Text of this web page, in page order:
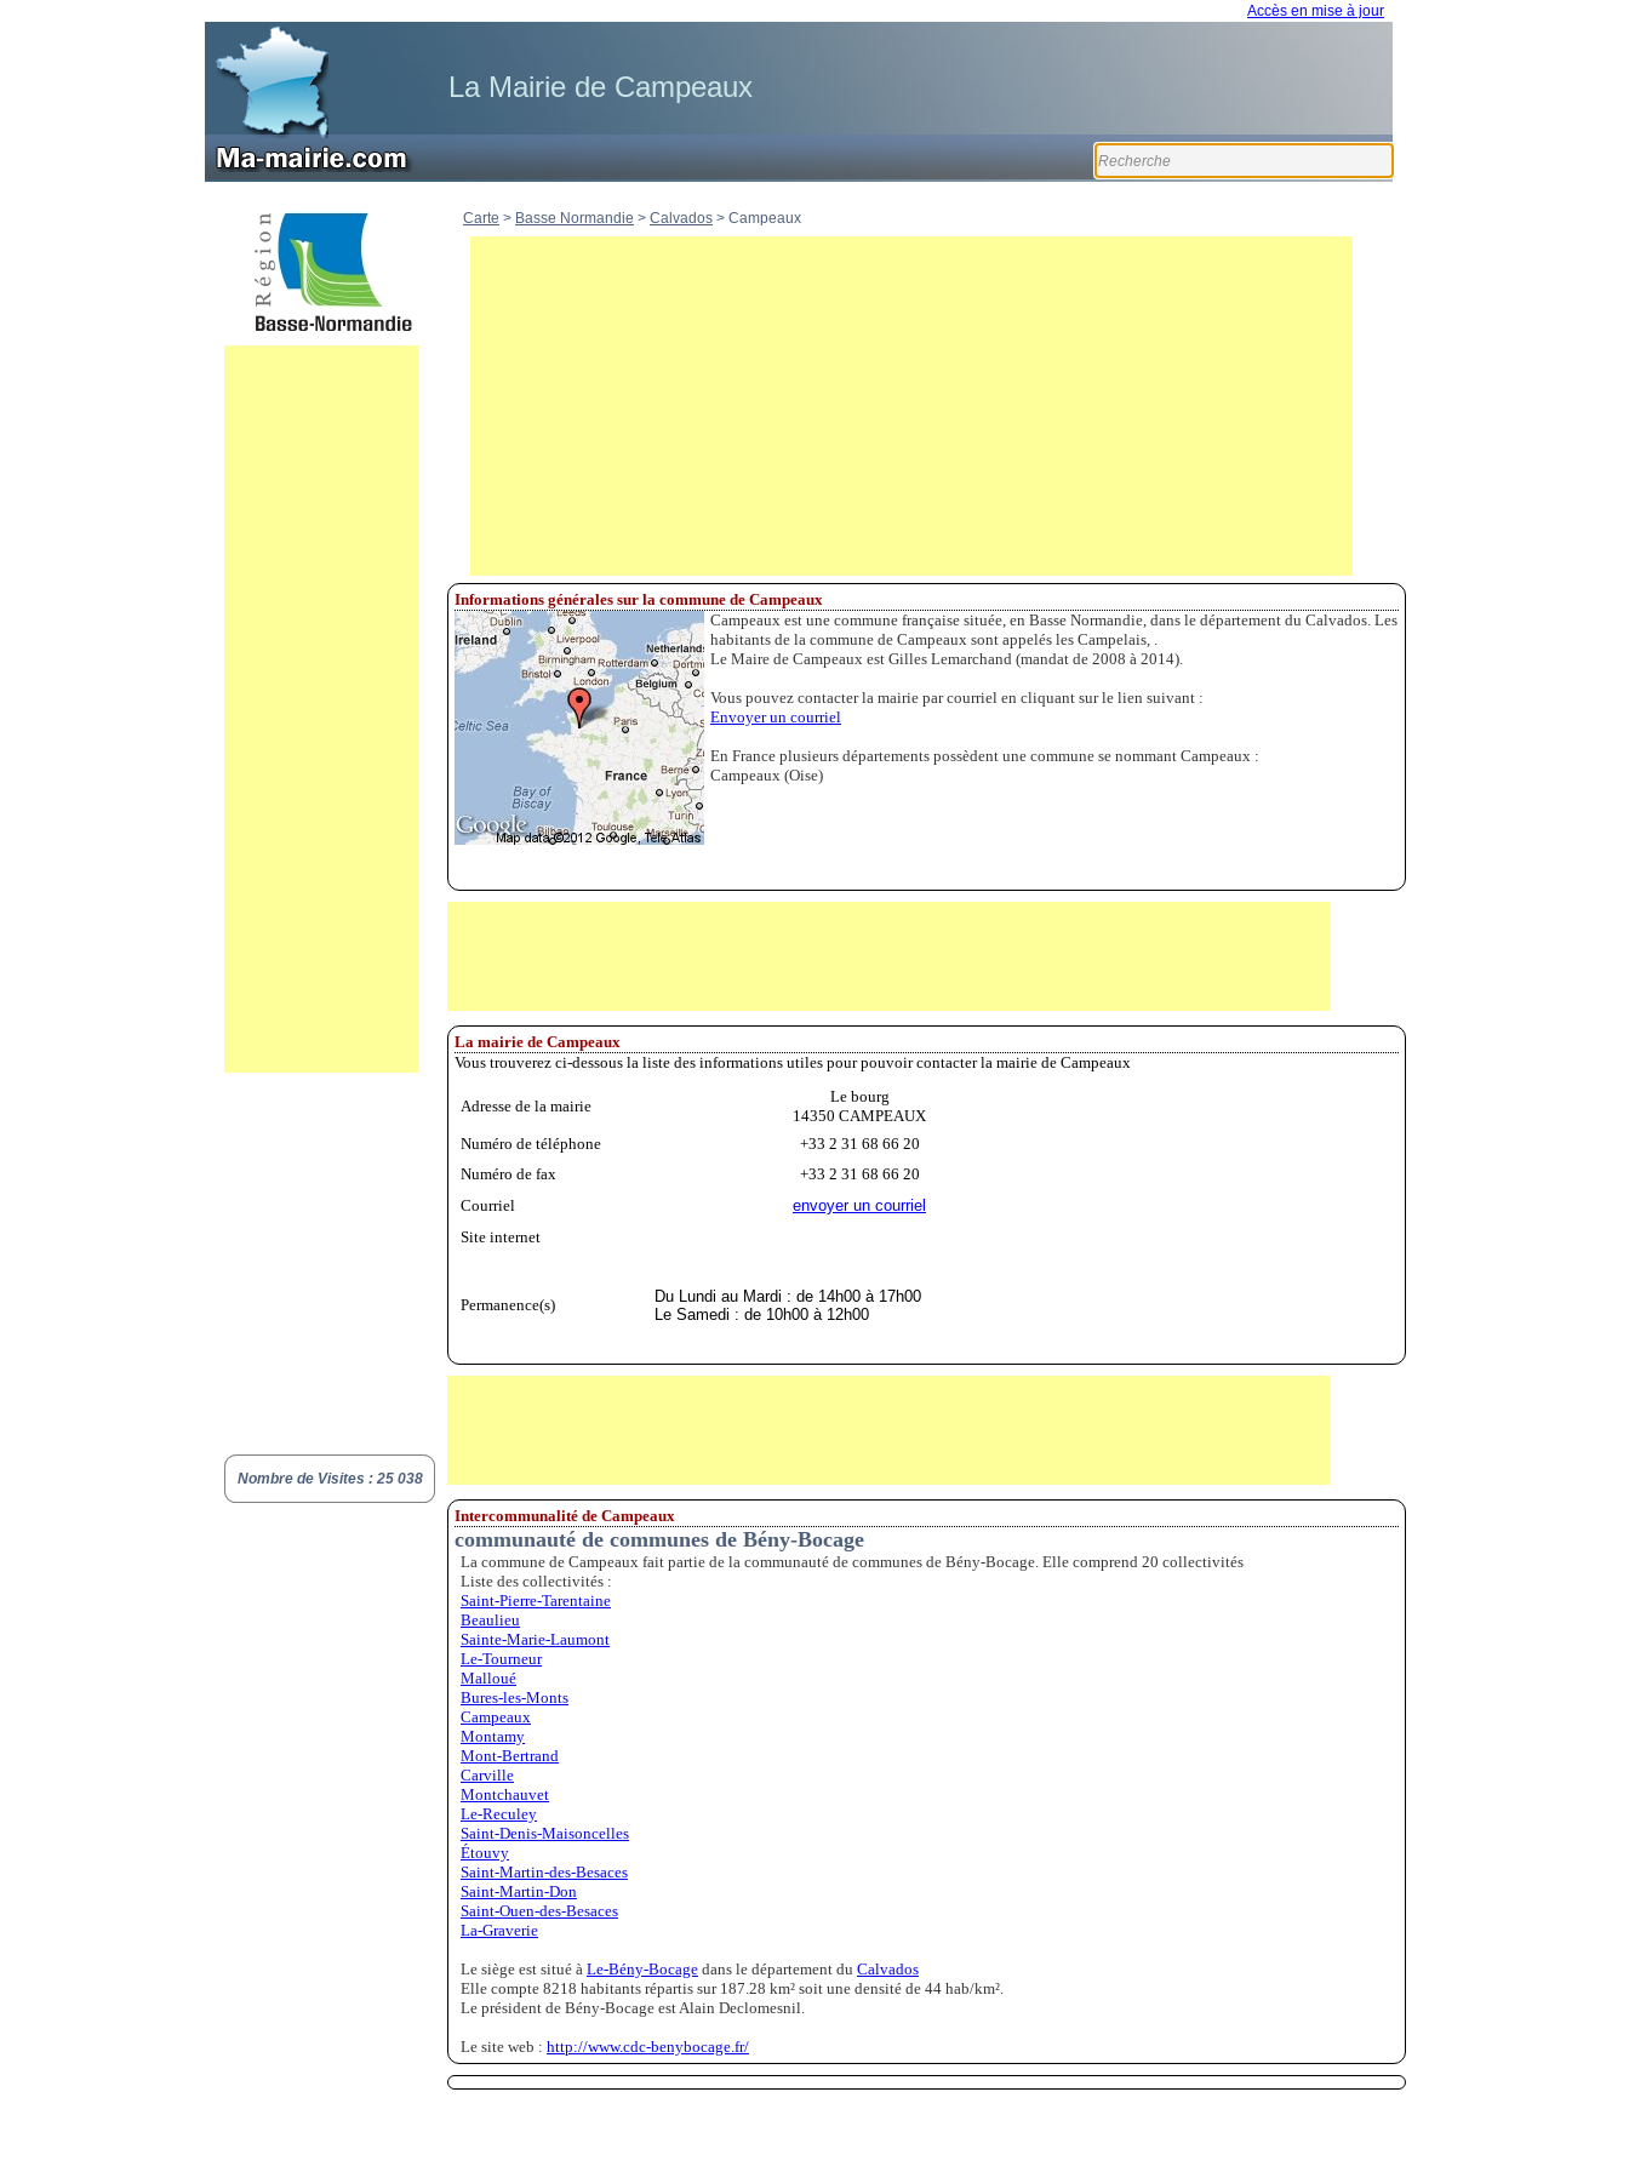
La Mairie de Campeaux
Nombre de Visites : 25 038
Carte > Basse Normandie > Calvados > Campeaux
Informations générales sur la commune de Campeaux
Campeaux est une commune française située, en Basse Normandie, dans le département du Calvados. Les
habitants de la commune de Campeaux sont appelés les Campelais, .
Le Maire de Campeaux est Gilles Lemarchand (mandat de 2008 à 2014).
Vous pouvez contacter la mairie par courriel en cliquant sur le lien suivant :
Envoyer un courriel
En France plusieurs départements possèdent une commune se nommant Campeaux :
Campeaux (Oise)
La mairie de Campeaux
Vous trouverez ci-dessous la liste des informations utiles pour pouvoir contacter la mairie de Campeaux
Adresse de la mairie
Le bourg
14350 CAMPEAUX
Numéro de téléphone
+33 2 31 68 66 20
Numéro de fax
+33 2 31 68 66 20
Courriel
envoyer un courriel
Site internet
Permanence(s)
Du Lundi au Mardi : de 14h00 à 17h00
Le Samedi : de 10h00 à 12h00
Intercommunalité de Campeaux
communauté de communes de Bény-Bocage
La commune de Campeaux fait partie de la communauté de communes de Bény-Bocage. Elle comprend 20 collectivités
Liste des collectivités :
Saint-Pierre-Tarentaine
Beaulieu
Sainte-Marie-Laumont
Le-Tourneur
Malloué
Bures-les-Monts
Campeaux
Montamy
Mont-Bertrand
Carville
Montchauvet
Le-Reculey
Saint-Denis-Maisoncelles
Étouvy
Saint-Martin-des-Besaces
Saint-Martin-Don
Saint-Ouen-des-Besaces
La-Graverie
Le siège est situé à Le-Bény-Bocage dans le département du Calvados
Elle compte 8218 habitants répartis sur 187.28 km² soit une densité de 44 hab/km².
Le président de Bény-Bocage est Alain Declomesnil.
Le site web : http://www.cdc-benybocage.fr/
Accès en mise à jour